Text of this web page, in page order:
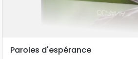
Paroles d'espérance